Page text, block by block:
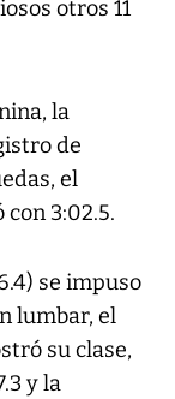
otros 11
la
de
el
3:02.5.
se impuso
lumbar, el
su clase,
y la